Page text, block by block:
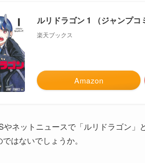
ルリドラゴン 1 （ジャンプ
楽天ブックス
Amazon
やネットニュースで「ルリドラゴン」
はないでしょうか。